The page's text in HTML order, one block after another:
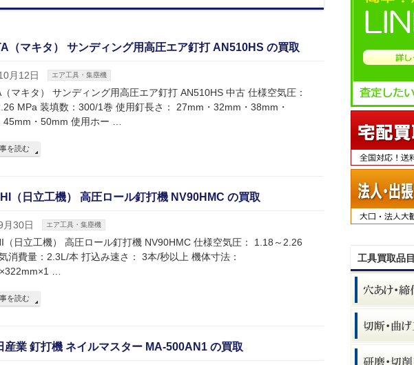
（マキタ） サンディング用高圧エア釘打 AN510HS の買取
月12日 エア工具・集塵機
マキタ） サンディング用高圧エア釘打 AN510HS 中古 仕様空気圧：
MPa 装填数：300/1巻 使用釘長さ： 27mm・32mm・38mm・
45mm・50mm 使用ホー …
を読む
（日立工機） 高圧ロール釘打機 NV90HMC の買取
月30日 エア工具・集塵機
（日立工機） 高圧ロール釘打機 NV90HMC 仕様空気圧： 1.18～2.26
消費量：2.3L/本 打込み速さ： 3本/秒以上 機体寸法：
…
を読む
産業 釘打機 ネイルマスター MA-500AN1 の買取
工具買取品目